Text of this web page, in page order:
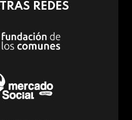
REDES